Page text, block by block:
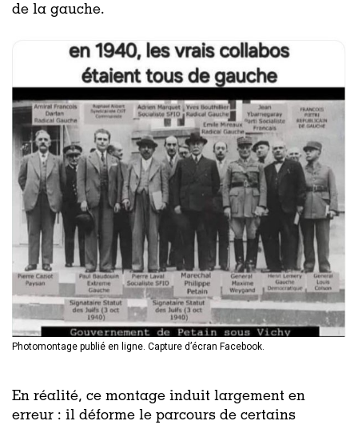
de la gauche.
Photomontage publié en ligne. Capture d’écran Facebook.
En réalité, ce montage induit largement en
erreur : il déforme le parcours de certains